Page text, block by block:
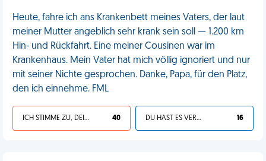
Heute, fahre ich ans Krankenbett meines Vaters, der laut
meiner Mutter angeblich sehr krank sein soll — 1.200 km
Hin- und Rückfahrt. Eine meiner Cousinen war im
Krankenhaus. Mein Vater hat mich völlig ignoriert und nur
mit seiner Nichte gesprochen. Danke, Papa, für den Platz,
den ich einnehme. FML
ICH STIMME ZU, DEIN LEBEN IST SCHEISSE 40 DU HAST ES VERDIENT 16